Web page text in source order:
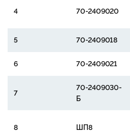
4 70-2409020
5 70-2409018
6 70-2409021
7
70-2409030-
Б
8 ШП8